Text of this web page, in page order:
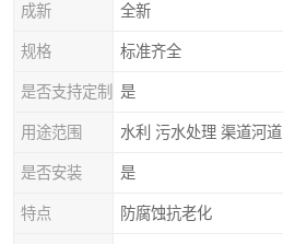
成新 全新
规格 标准齐全
是否支持定制 是
用途范围 水利 污水处理 渠道河道
是否安装 是
特点 防腐蚀抗老化